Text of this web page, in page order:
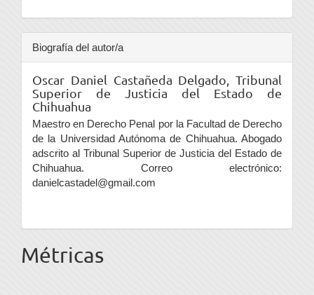
Biografía del autor/a
Oscar Daniel Castañeda Delgado, Tribunal
Superior de Justicia del Estado de
Chihuahua
Maestro en Derecho Penal por la Facultad de Derecho
de la Universidad Autónoma de Chihuahua. Abogado
adscrito al Tribunal Superior de Justicia del Estado de
Chihuahua. Correo electrónico:
danielcastadel@gmail.com
Métricas